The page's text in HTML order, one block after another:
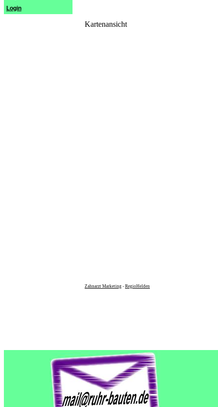
Login
Kartenansicht
Zahnarzt Marketing - RegioHelden